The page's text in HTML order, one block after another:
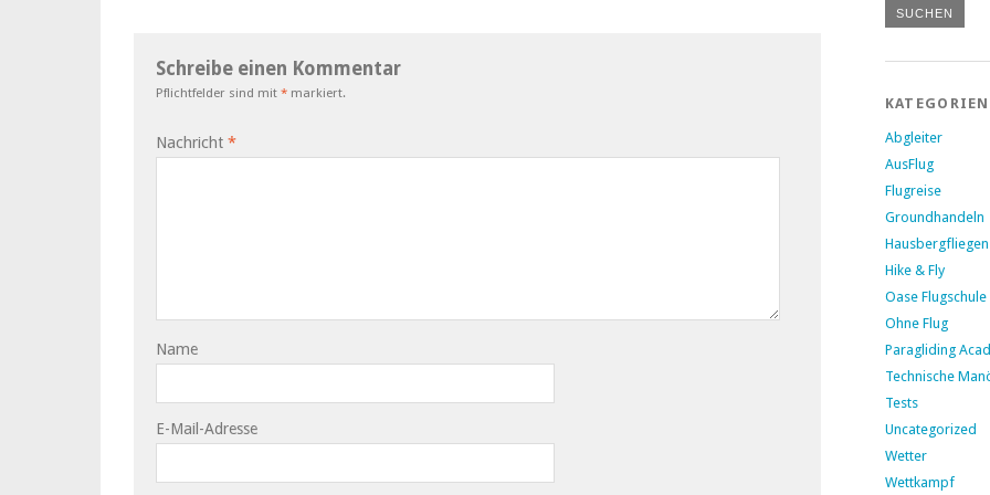
Schreibe einen Kommentar
Pflichtfelder sind mit * markiert.
Nachricht *
Name
E-Mail-Adresse
KATEGORIEN
Abgleiter
AusFlug
Flugreise
Groundhandeln
Hausbergfliegen
Hike & Fly
Oase Flugschule
Ohne Flug
Paragliding
Technische
Tests
Uncategorized
Wetter
Wettkampf